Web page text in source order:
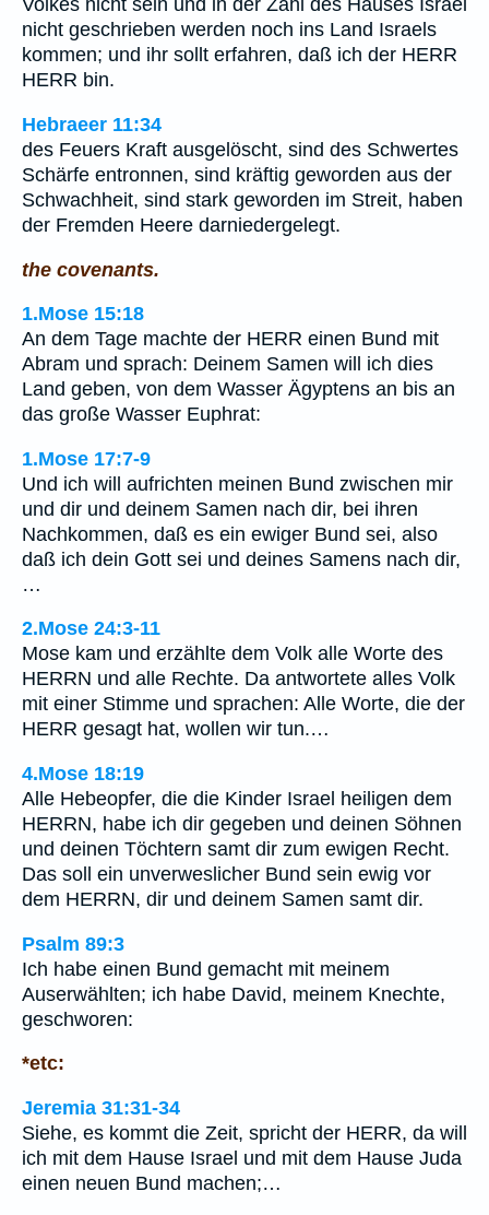
Volkes nicht sein und in der Zahl des Hauses Israel
nicht geschrieben werden noch ins Land Israels
kommen; und ihr sollt erfahren, daß ich der HERR
HERR bin.
Hebraeer 11:34
des Feuers Kraft ausgelöscht, sind des Schwertes
Schärfe entronnen, sind kräftig geworden aus der
Schwachheit, sind stark geworden im Streit, haben
der Fremden Heere darniedergelegt.
the covenants.
1.Mose 15:18
An dem Tage machte der HERR einen Bund mit
Abram und sprach: Deinem Samen will ich dies
Land geben, von dem Wasser Ägyptens an bis an
das große Wasser Euphrat:
1.Mose 17:7-9
Und ich will aufrichten meinen Bund zwischen mir
und dir und deinem Samen nach dir, bei ihren
Nachkommen, daß es ein ewiger Bund sei, also
daß ich dein Gott sei und deines Samens nach dir,
…
2.Mose 24:3-11
Mose kam und erzählte dem Volk alle Worte des
HERRN und alle Rechte. Da antwortete alles Volk
mit einer Stimme und sprachen: Alle Worte, die der
HERR gesagt hat, wollen wir tun.…
4.Mose 18:19
Alle Hebeopfer, die die Kinder Israel heiligen dem
HERRN, habe ich dir gegeben und deinen Söhnen
und deinen Töchtern samt dir zum ewigen Recht.
Das soll ein unverweslicher Bund sein ewig vor
dem HERRN, dir und deinem Samen samt dir.
Psalm 89:3
Ich habe einen Bund gemacht mit meinem
Auserwählten; ich habe David, meinem Knechte,
geschworen:
*etc:
Jeremia 31:31-34
Siehe, es kommt die Zeit, spricht der HERR, da will
ich mit dem Hause Israel und mit dem Hause Juda
einen neuen Bund machen;…